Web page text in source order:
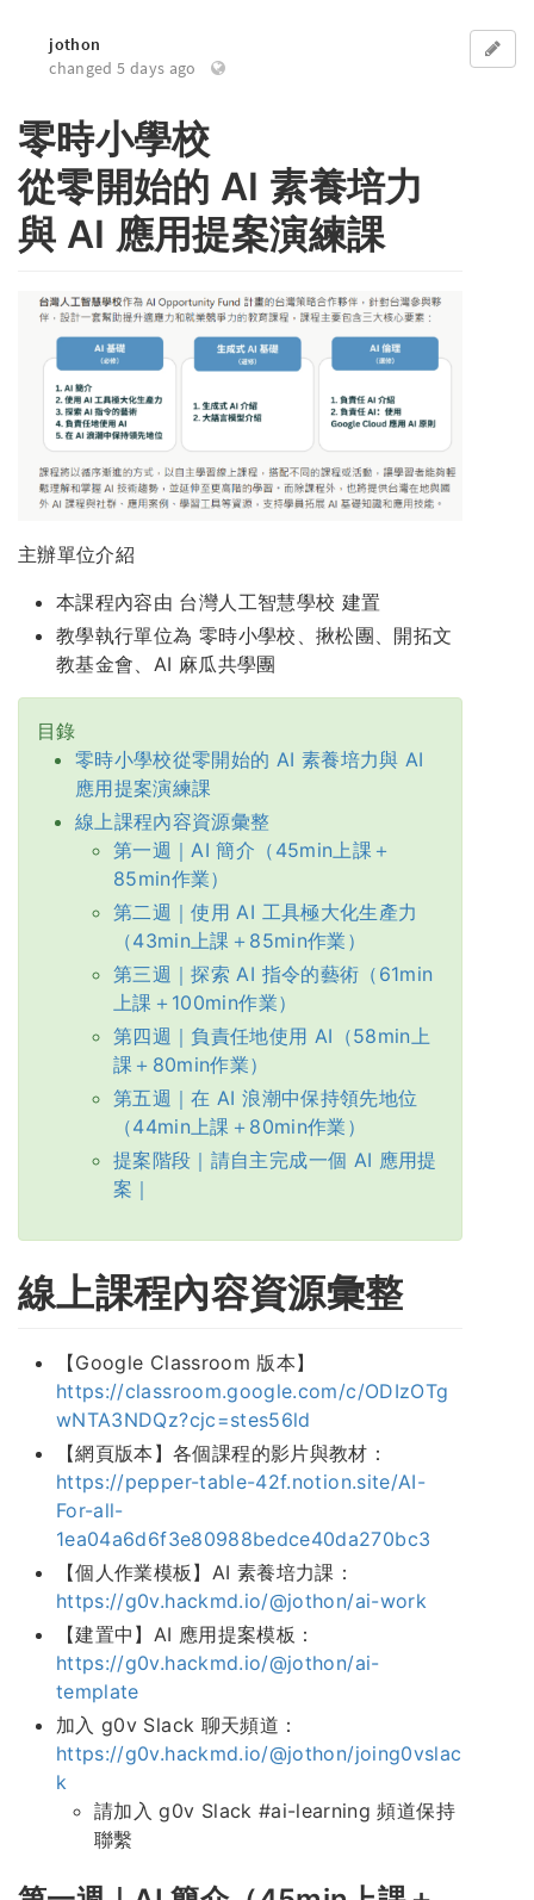
jothon
changed 5 days ago
零時小學校
從零開始的 AI 素養培力
與 AI 應用提案演練課
主辦單位介紹
本課程內容由 台灣人工智慧學校 建置
教學執行單位為 零時小學校、揪松團、開拓文
教基金會、AI 麻瓜共學團
目錄
零時小學校從零開始的 AI 素養培力與 AI
應用提案演練課
線上課程內容資源彙整
第一週｜AI 簡介（45min上課＋
85min作業）
第二週｜使用 AI 工具極大化生產力
（43min上課＋85min作業）
第三週｜探索 AI 指令的藝術（61min
上課＋100min作業）
第四週｜負責任地使用 AI（58min上
課＋80min作業）
第五週｜在 AI 浪潮中保持領先地位
（44min上課＋80min作業）
提案階段｜請自主完成一個 AI 應用提
案｜
線上課程內容資源彙整
【Google Classroom 版本】
https://classroom.google.com/c/ODIzOTg
wNTA3NDQz?cjc=stes56ld
【網頁版本】各個課程的影片與教材：
https://pepper-table-42f.notion.site/AI-
For-all-
1ea04a6d6f3e80988bedce40da270bc3
【個人作業模板】AI 素養培力課：
https://g0v.hackmd.io/@jothon/ai-work
【建置中】AI 應用提案模板：
https://g0v.hackmd.io/@jothon/ai-
template
加入 g0v Slack 聊天頻道：
https://g0v.hackmd.io/@jothon/joing0vslac
k
請加入 g0v Slack #ai-learning 頻道保持
聯繫